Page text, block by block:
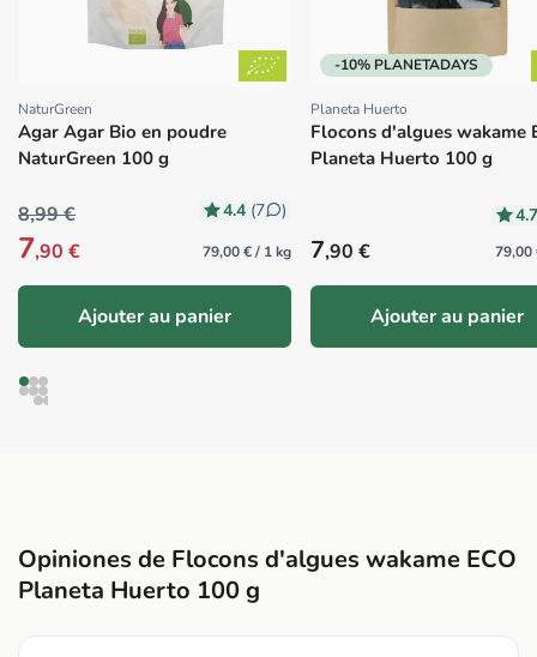
Proveedor:
NaturGreen
Agar Agar Bio en poudre
NaturGreen 100 g
4.4 (7 )
8,99 €
7,90 € 79,00 € / 1 kg
Ajouter au panier
-10% PLANETADAYS
Proveedor:
Planeta Huerto
Flocons d'algues wakame
Planeta Huerto 100 g
Precio habitual
7,90 € 79,00
Ajouter au panier
Opiniones de Flocons d'algues wakame ECO
Planeta Huerto 100 g